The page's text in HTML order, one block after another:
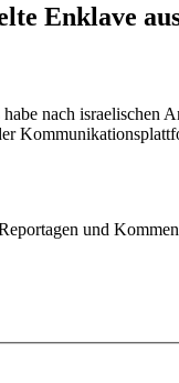
Enklave
nach israelischen
und